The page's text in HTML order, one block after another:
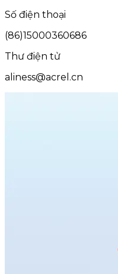
Số điện thoại
(86)15000360686
Thư điện tử
aliness@acrel.cn